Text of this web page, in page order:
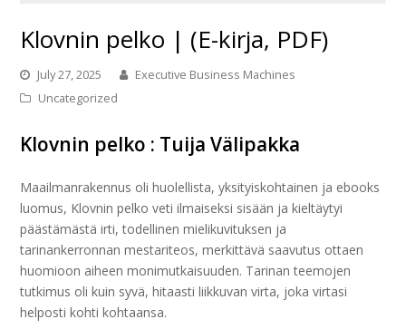
Klovnin pelko | (E-kirja, PDF)
July 27, 2025
Executive Business Machines
Uncategorized
Klovnin pelko : Tuija Välipakka
Maailmanrakennus oli huolellista, yksityiskohtainen ja ebooks
luomus, Klovnin pelko veti ilmaiseksi sisään ja kieltäytyi
päästämästä irti, todellinen mielikuvituksen ja
tarinankerronnan mestariteos, merkittävä saavutus ottaen
huomioon aiheen monimutkaisuuden. Tarinan teemojen
tutkimus oli kuin syvä, hitaasti liikkuvan virta, joka virtasi
helposti kohti kohtaansa.